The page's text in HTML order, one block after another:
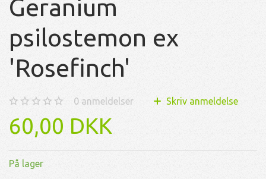
Geranium
psilostemon ex
'Rosefinch'
0 anmeldelser Skriv anmeldelse
60,00 DKK
På lager